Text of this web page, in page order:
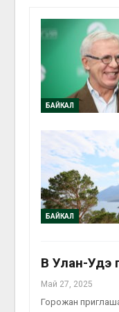
БАЙКАЛ
БАЙКАЛ
В Улан-Удэ
Май 27, 2025
Горожан